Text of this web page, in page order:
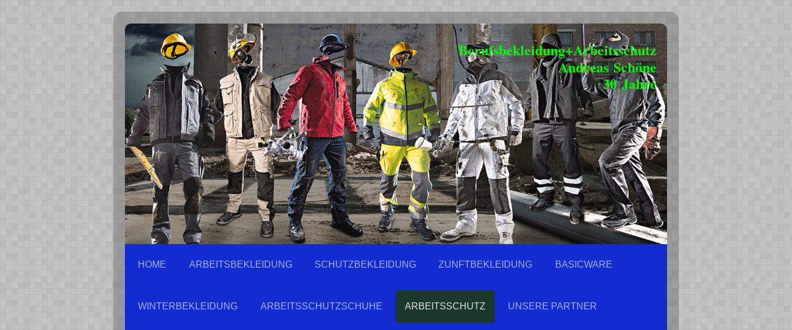
Berufsbekleidung+Arbeitsschutz
Andreas Schöne
30 Jahre
HOME ARBEITSBEKLEIDUNG SCHUTZBEKLEIDUNG ZUNFTBEKLEIDUNG BASICWARE
WINTERBEKLEIDUNG ARBEITSSCHUTZSCHUHE ARBEITSSCHUTZ UNSERE PARTNER